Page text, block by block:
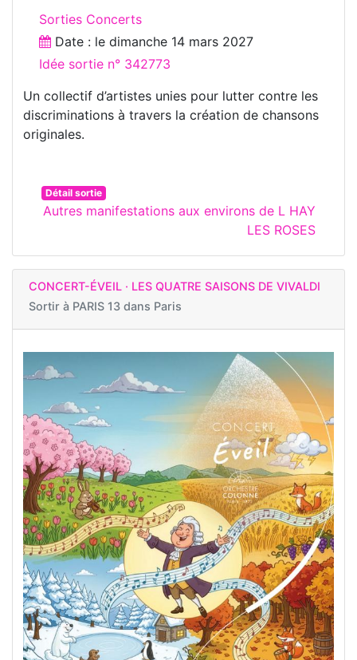
Sorties Concerts
Date : le dimanche 14 mars 2027
Idée sortie n° 342773
Un collectif d’artistes unies pour lutter contre les
discriminations à travers la création de chansons
originales.
Détail sortie
Autres manifestations aux environs de L HAY
LES ROSES
CONCERT-ÉVEIL · LES QUATRE SAISONS DE VIVALDI
Sortir à PARIS 13 dans Paris